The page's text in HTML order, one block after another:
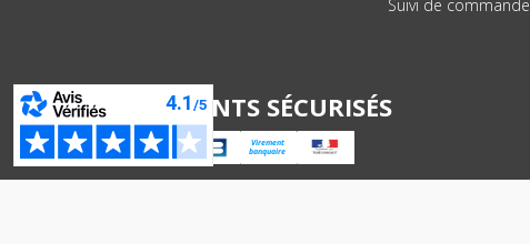
Suivi de commande
PAIEMENTS SÉCURISÉS